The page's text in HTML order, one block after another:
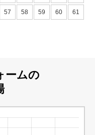
57 58 59 60 61
ームの